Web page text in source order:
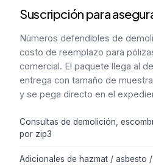
Suscripción para
Números defendibles de
costo de reemplazo para
comercial. El paquete llega al
entrega con tamaño de
y se pega directo en el
Consultas de demolición,
por zip3
Adicionales de hazmat / asbesto